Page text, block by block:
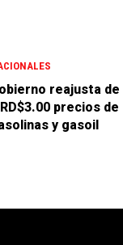
reajusta de
precios de
y gasoil